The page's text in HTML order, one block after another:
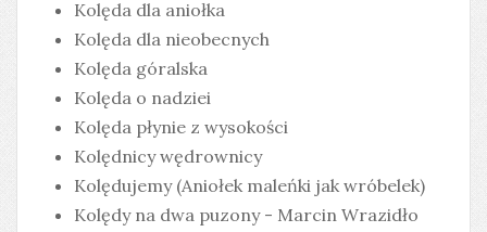
Kolęda dla aniołka
Kolęda dla nieobecnych
Kolęda góralska
Kolęda o nadziei
Kolęda płynie z wysokości
Kolędnicy wędrownicy
Kolędujemy (Aniołek maleńki jak wróbelek)
Kolędy na dwa puzony - Marcin Wrazidło